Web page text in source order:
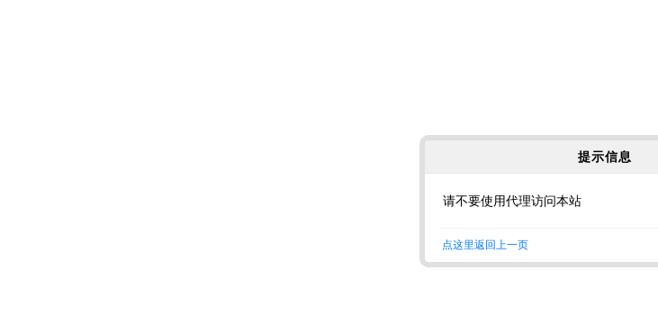
提示信息
请不要使用代理访问本站
点这里返回上一页